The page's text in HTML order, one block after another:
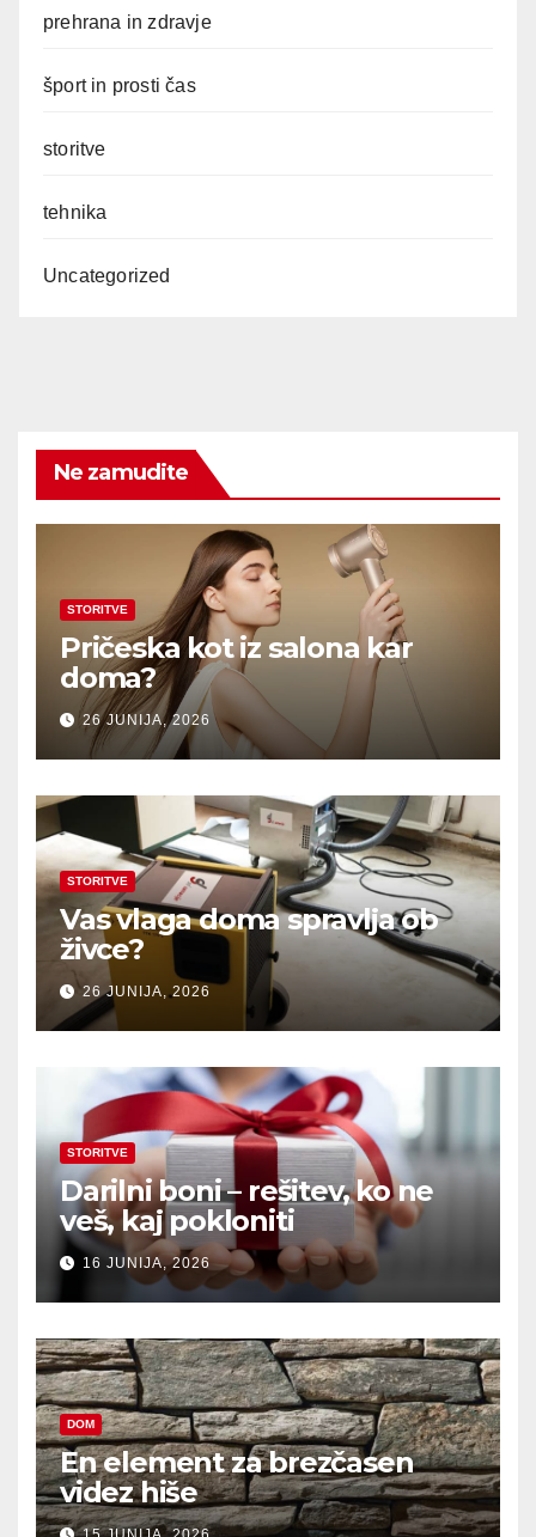
prehrana in zdravje
šport in prosti čas
storitve
tehnika
Uncategorized
Ne zamudite
STORITVE
Pričeska kot iz salona kar
doma?
26 JUNIJA, 2026
STORITVE
Vas vlaga doma spravlja ob
živce?
26 JUNIJA, 2026
STORITVE
Darilni boni – rešitev, ko ne
veš, kaj pokloniti
16 JUNIJA, 2026
DOM
En element za brezčasen
videz hiše